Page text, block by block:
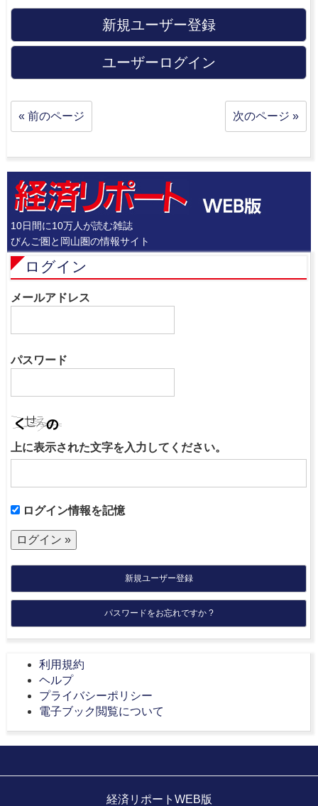
新規ユーザー登録
ユーザーログイン
« 前のページ 次のページ »
10日間に10万人が読む雑誌
びんご圏と岡山圏の情報サイト
ログイン
メールアドレス
パスワード
上に表示された文字を入力してください。
ログイン情報を記憶
新規ユーザー登録
パスワードをお忘れですか ?
利用規約
ヘルプ
プライバシーポリシー
電子ブック閲覧について
経済リポートWEB版